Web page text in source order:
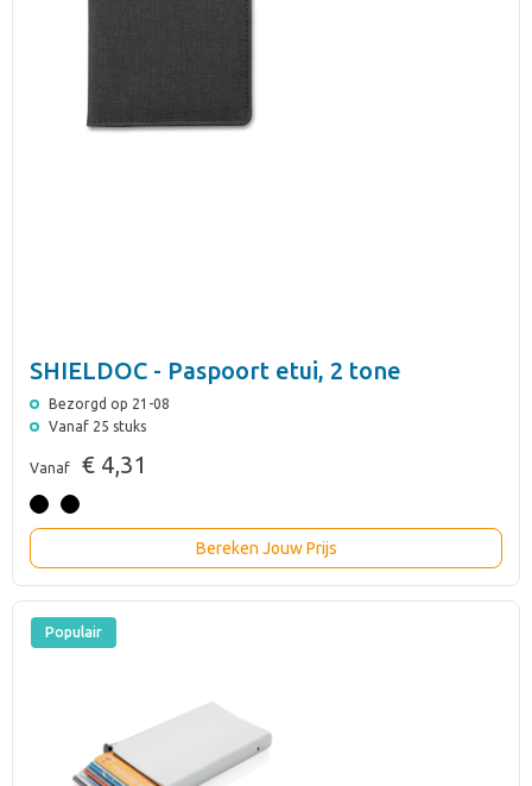
SHIELDOC - Paspoort etui, 2 tone
Bezorgd op 21-08
Vanaf 25 stuks
Vanaf € 4,31
Bereken Jouw Prijs
Populair